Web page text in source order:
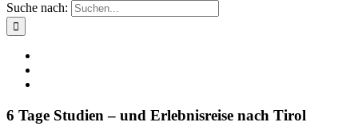
Suche nach:
6 Tage Studien – und Erlebnisreise nach Tirol